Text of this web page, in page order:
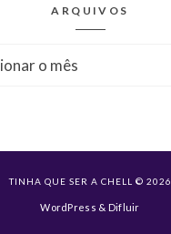
ARQUIVOS
TINHA QUE SER A CHELL © 2026
WordPress & Difluir